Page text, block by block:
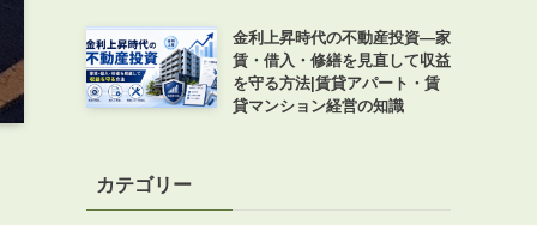
金利上昇時代の不動産投資―家
賃・借入・修繕を見直して収益
を守る方法|賃貸アパート・賃
貸マンション経営の知識
カテゴリー